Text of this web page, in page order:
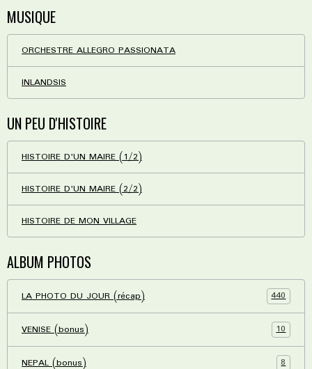
MUSIQUE
ORCHESTRE ALLEGRO PASSIONATA
INLANDSIS
UN PEU D'HISTOIRE
HISTOIRE D'UN MAIRE (1/2)
HISTOIRE D'UN MAIRE (2/2)
HISTOIRE DE MON VILLAGE
ALBUM PHOTOS
LA PHOTO DU JOUR (récap) 440
VENISE (bonus) 10
NEPAL (bonus) 8